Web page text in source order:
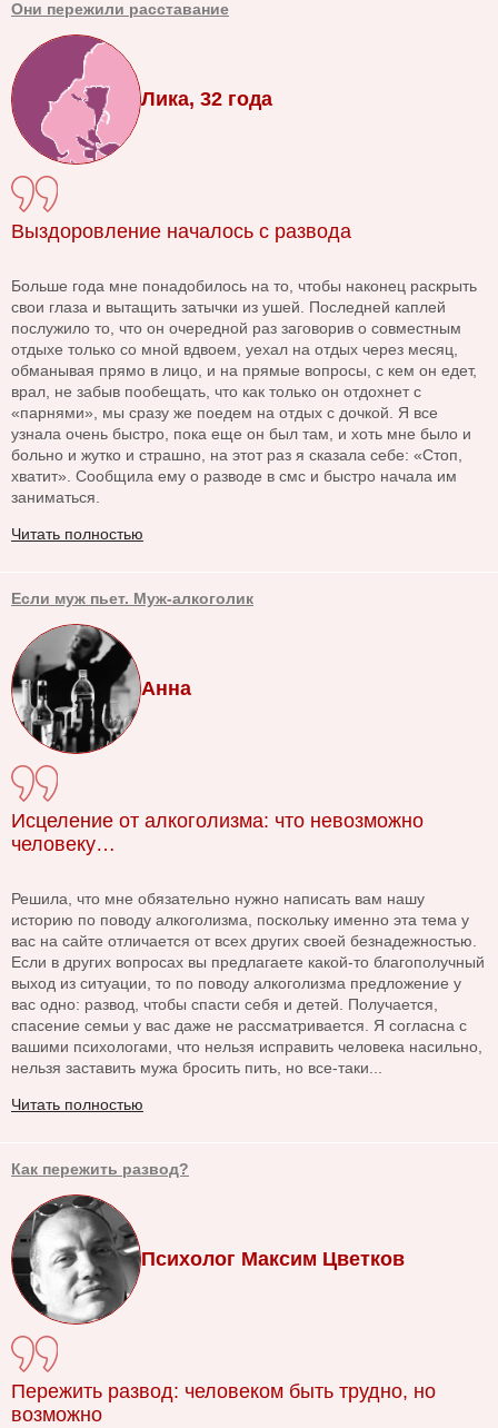
Они пережили расставание
Лика, 32 года
Выздоровление началось с развода
Больше года мне понадобилось на то, чтобы наконец раскрыть
свои глаза и вытащить затычки из ушей. Последней каплей
послужило то, что он очередной раз заговорив о совместным
отдыхе только со мной вдвоем, уехал на отдых через месяц,
обманывая прямо в лицо, и на прямые вопросы, с кем он едет,
врал, не забыв пообещать, что как только он отдохнет с
«парнями», мы сразу же поедем на отдых с дочкой. Я все
узнала очень быстро, пока еще он был там, и хоть мне было и
больно и жутко и страшно, на этот раз я сказала себе: «Стоп,
хватит». Сообщила ему о разводе в смс и быстро начала им
заниматься.
Читать полностью
Если муж пьет. Муж-алкоголик
Анна
Исцеление от алкоголизма: что невозможно
человеку…
Решила, что мне обязательно нужно написать вам нашу
историю по поводу алкоголизма, поскольку именно эта тема у
вас на сайте отличается от всех других своей безнадежностью.
Если в других вопросах вы предлагаете какой-то благополучный
выход из ситуации, то по поводу алкоголизма предложение у
вас одно: развод, чтобы спасти себя и детей. Получается,
спасение семьи у вас даже не рассматривается. Я согласна с
вашими психологами, что нельзя исправить человека насильно,
нельзя заставить мужа бросить пить, но все-таки...
Читать полностью
Как пережить развод?
Психолог Максим Цветков
Пережить развод: человеком быть трудно, но
возможно